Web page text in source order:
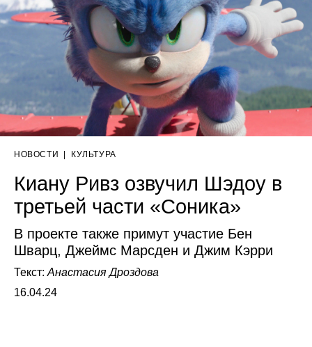
НОВОСТИ КУЛЬТУРА
Киану Ривз озвучил Шэдоу в
третьей части «Соника»
В проекте также примут участие Бен
Шварц, Джеймс Марсден и Джим Кэрри
Текст: Анастасия Дроздова
16.04.24